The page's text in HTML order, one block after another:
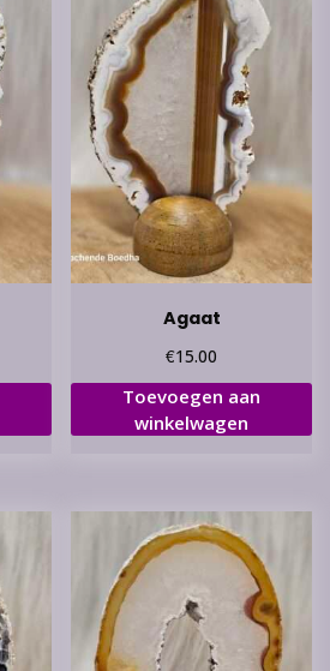
Agaat
€15.00
Toevoegen aan
winkelwagen